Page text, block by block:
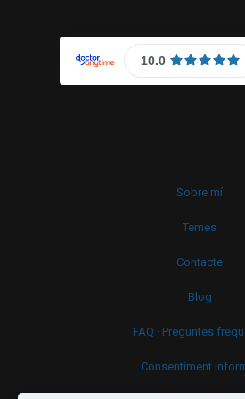
Sobre mí
Temes
Contacte
Blog
FAQ · Preguntes
Consentiment